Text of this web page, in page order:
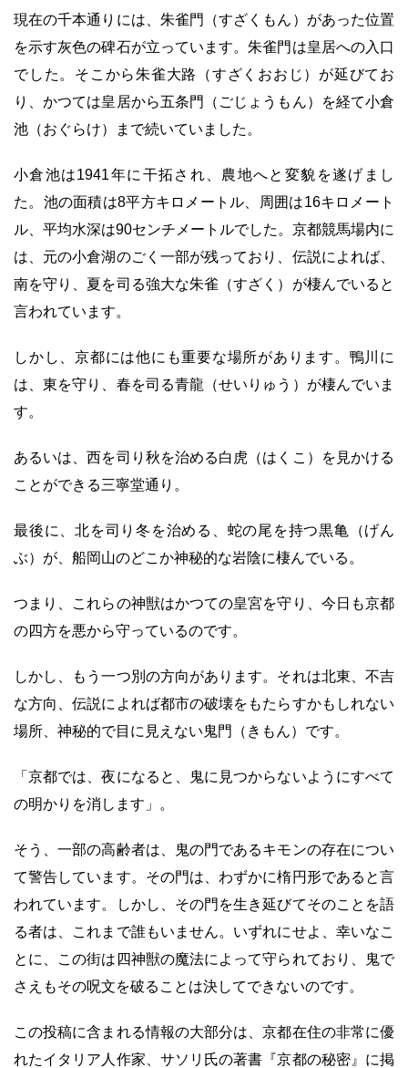
現在の千本通りには、朱雀門（すざくもん）があった位置
を示す灰色の碑石が立っています。朱雀門は皇居への入口
でした。そこから朱雀大路（すざくおおじ）が延びてお
り、かつては皇居から五条門（ごじょうもん）を経て小倉
池（おぐらけ）まで続いていました。
小倉池は1941年に干拓され、農地へと変貌を遂げまし
た。池の面積は8平方キロメートル、周囲は16キロメート
ル、平均水深は90センチメートルでした。京都競馬場内に
は、元の小倉湖のごく一部が残っており、伝説によれば、
南を守り、夏を司る強大な朱雀（すざく）が棲んでいると
言われています。
しかし、京都には他にも重要な場所があります。鴨川に
は、東を守り、春を司る青龍（せいりゅう）が棲んでいま
す。
あるいは、西を司り秋を治める白虎（はくこ）を見かける
ことができる三寧堂通り。
最後に、北を司り冬を治める、蛇の尾を持つ黒亀（げん
ぶ）が、船岡山のどこか神秘的な岩陰に棲んでいる。
つまり、これらの神獣はかつての皇宮を守り、今日も京都
の四方を悪から守っているのです。
しかし、もう一つ別の方向があります。それは北東、不吉
な方向、伝説によれば都市の破壊をもたらすかもしれない
場所、神秘的で目に見えない鬼門（きもん）です。
「京都では、夜になると、鬼に見つからないようにすべて
の明かりを消します」。
そう、一部の高齢者は、鬼の門であるキモンの存在につい
て警告しています。その門は、わずかに楕円形であると言
われています。しかし、その門を生き延びてそのことを語
る者は、これまで誰もいません。いずれにせよ、幸いなこ
とに、この街は四神獣の魔法によって守られており、鬼で
さえもその呪文を破ることは決してできないのです。
この投稿に含まれる情報の大部分は、京都在住の非常に優
れたイタリア人作家、サソリ氏の著書『京都の秘密』に掲